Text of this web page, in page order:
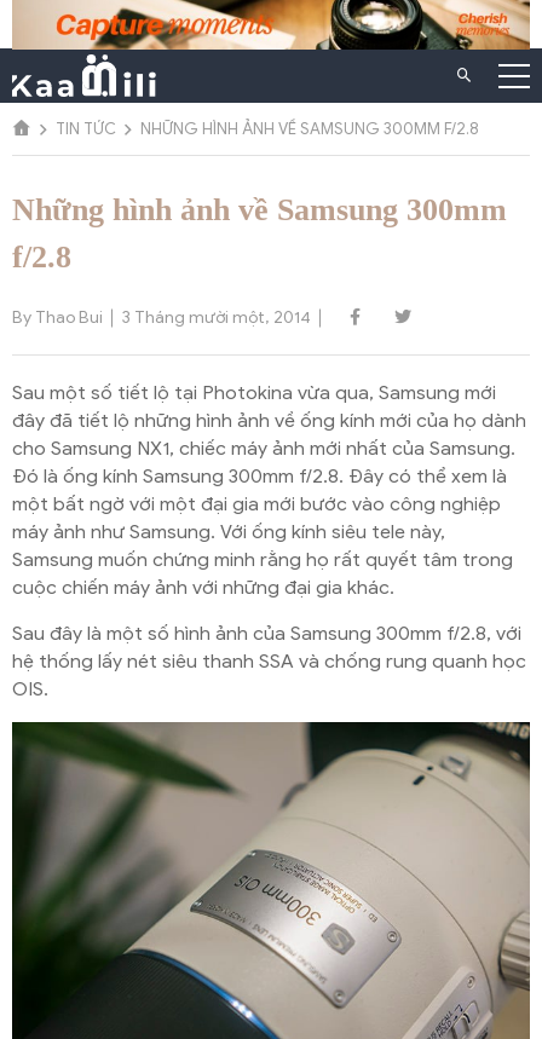
Chuyển
dung
TIN TỨC
NHỮNG HÌNH ẢNH VỀ SAMSUNG 300MM F/2.8
Những hình ảnh về Samsung 300mm
f/2.8
By Thao Bui 3 Tháng mười một, 2014
Sau một số tiết lộ tại Photokina vừa qua, Samsung mới
đây đã tiết lộ những hình ảnh về ống kính mới của họ dành
cho Samsung NX1, chiếc máy ảnh mới nhất của Samsung.
Đó là ống kính Samsung 300mm f/2.8. Đây có thể xem là
một bất ngờ với một đại gia mới bước vào công nghiệp
máy ảnh như Samsung. Với ống kính siêu tele này,
Samsung muốn chứng minh rằng họ rất quyết tâm trong
cuộc chiến máy ảnh với những đại gia khác.
Sau đây là một số hình ảnh của Samsung 300mm f/2.8, với
hệ thống lấy nét siêu thanh SSA và chống rung quanh học
OIS.